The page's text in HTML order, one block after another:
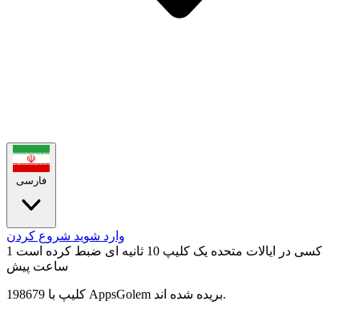
فارسی
وارد شوید شروع کردن
کسی در ایالات متحده یک کلیپ 10 ثانیه ای ضبط کرده است
1
ساعت پیش
198679 کلیپ با AppsGolem بریده شده اند.